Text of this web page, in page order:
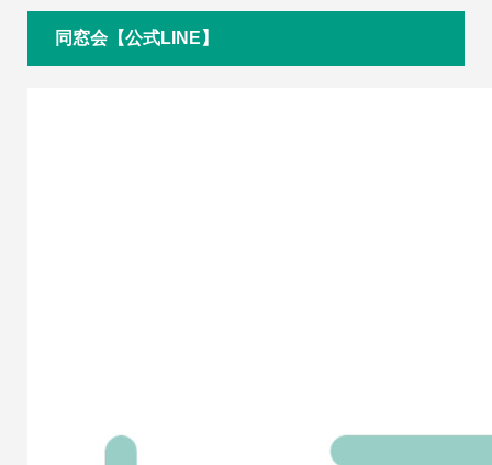
同窓会【公式LINE】